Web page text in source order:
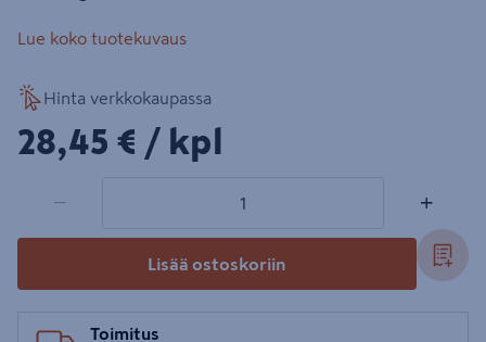
Lue koko tuotekuvaus
Hinta verkkokaupassa
28,45€/kpl
28,45 € / kpl
− +
Lisää ostoskoriin
Toimitus